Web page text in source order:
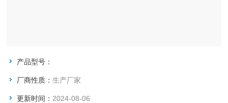
产品型号：
厂商性质：生产厂家
更新时间： 2024-08-06